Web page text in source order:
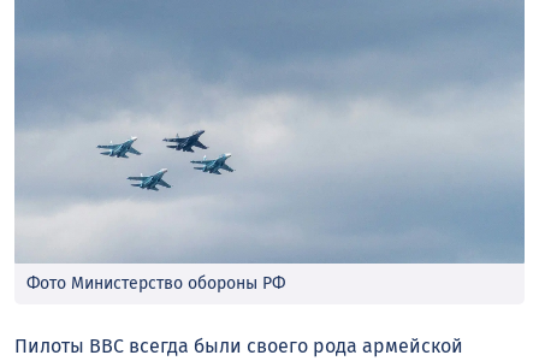
Фото Министерство обороны РФ
Пилоты ВВС всегда были своего рода армейской